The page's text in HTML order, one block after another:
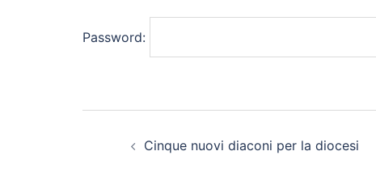
Password:
articoloCinque nuovi diaconi per la diocesi